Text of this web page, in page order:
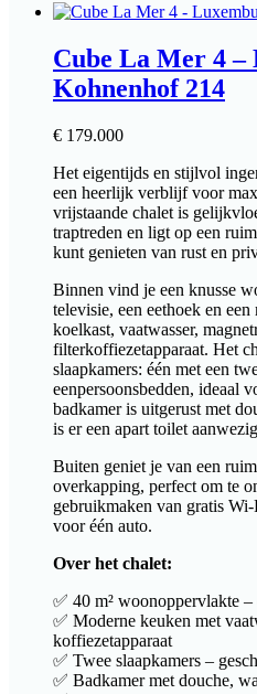
Cube La Mer 4 –
Kohnenhof 214
€ 179.000
Het eigentijds en stijlvol
een heerlijk verblijf voor
vrijstaande chalet is
traptreden en ligt op een
kunt genieten van rust en
Binnen vind je een knusse
televisie, een eethoek en
koelkast, vaatwasser,
filterkoffiezetapparaat. Het
slaapkamers: één met een
eenpersoonsbedden, ideaal
badkamer is uitgerust met
is er een apart toilet
Buiten geniet je van een
overkapping, perfect om te
gebruikmaken van gratis
voor één auto.
Over het chalet:
✅ 40 m² woonoppervlakte
✅ Moderne keuken met
koffiezetapparaat
✅ Twee slaapkamers –
✅ Badkamer met douche,